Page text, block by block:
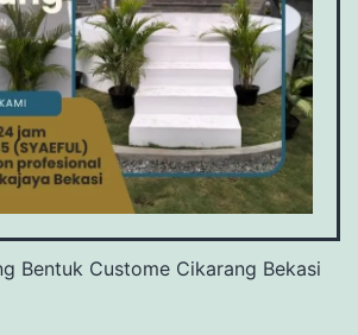
Bentuk Custome Cikarang Bekasi